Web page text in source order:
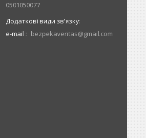
0501050077
e-mail bezpekaveritas@gmail.com